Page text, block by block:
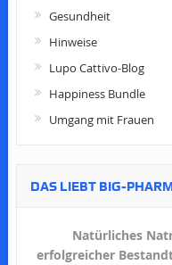
Gesundheit
Hinweise
Lupo Cattivo-Blog
Happiness Bundle
Umgang mit Frauen
DAS LIEBT BIG-
Natürliches
erfolgreicher